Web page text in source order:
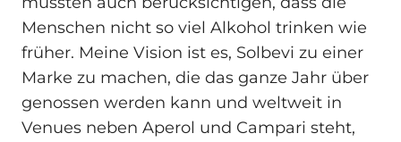
Menschen nicht so viel Alkohol trinken wie
früher. Meine Vision ist es, Solbevi zu einer
Marke zu machen, die das ganze Jahr über
genossen werden kann und weltweit in
Venues neben Aperol und Campari steht,